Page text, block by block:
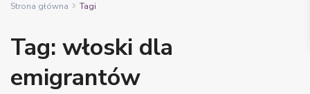
Strona główna Tagi
Tag: włoski dla
emigrantów